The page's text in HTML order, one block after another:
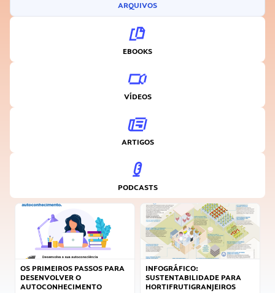
ARQUIVOS
EBOOKS
VÍDEOS
ARTIGOS
PODCASTS
OS PRIMEIROS PASSOS PARA
DESENVOLVER O
AUTOCONHECIMENTO
INFOGRÁFICO:
SUSTENTABILIDADE PARA
HORTIFRUTIGRANJEIROS